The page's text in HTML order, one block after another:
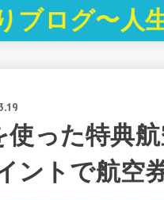
ブログ〜人
使った特典
ントで航空